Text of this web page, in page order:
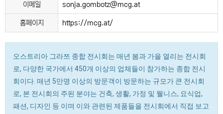
이메일 sonja.gombotz@mcg.at
홈페이지 https://mcg.at/
오스트리아 그라쯔 종합 전시회는 매년 봄과 가을 열리는 전시회
로, 다양한 국가에서 450개 이상의 업체들이 참가하는 종합 전시
회이다. 매년 5만명 이상의 방문객이 방문하는 규모가 큰 전시회
로, 본 전시회의 주된 분야는 건축, 생활, 가정 및 웰니스, 요식업,
패션, 디자인 등 이며 이와 관련된 제품들을 전시회에서 직접 보고